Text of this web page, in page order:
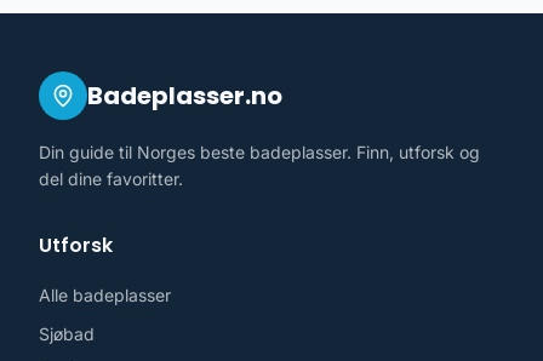
Badeplasser.no
Din guide til Norges beste badeplasser. Finn, utforsk og
del dine favoritter.
Utforsk
Alle badeplasser
Sjøbad